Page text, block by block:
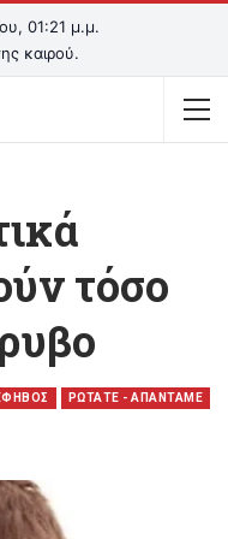
01:21 μ.μ.
καιρού.
τόσο
ΡΩΤΑΤΕ - ΑΠΑΝΤΑΜΕ